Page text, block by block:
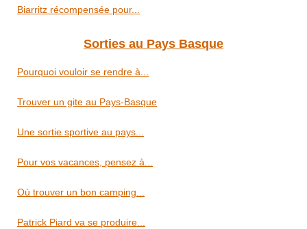
Biarritz récompensée pour...
Sorties au Pays Basque
Pourquoi vouloir se rendre à...
Trouver un gite au Pays-Basque
Une sortie sportive au pays...
Pour vos vacances, pensez à...
Où trouver un bon camping...
Patrick Piard va se produire...